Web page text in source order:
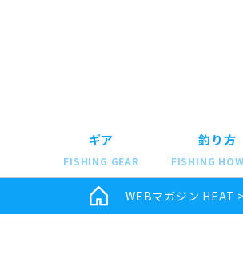
ギア
FISHING GEAR
釣り方
FISHING
WEBマガジン HEAT